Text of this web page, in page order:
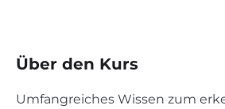
Über den Kurs
Umfangreiches Wissen zum